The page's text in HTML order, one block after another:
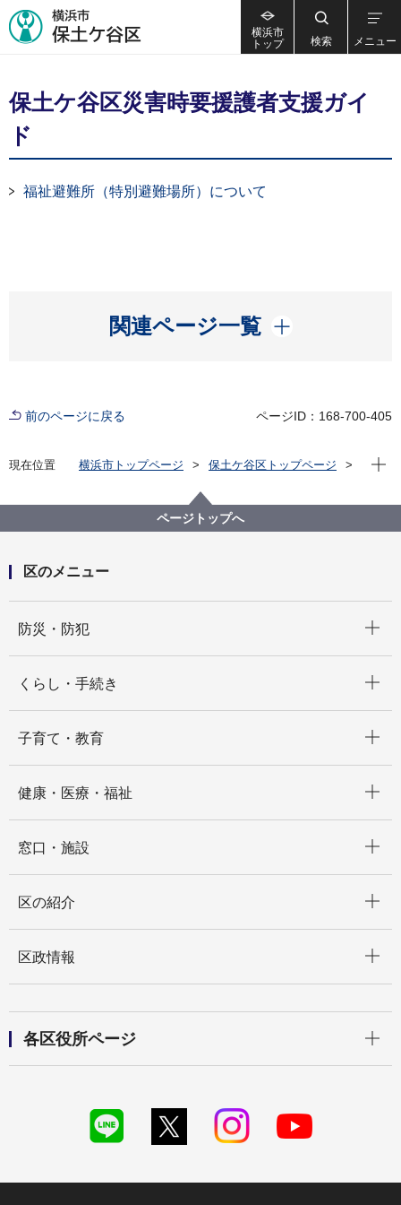
横浜市
トップ
検索 メニュー
保土ケ谷区災害時要援護者支援ガイ
ド
福祉避難所（特別避難場所）について
関連ページ一覧
開く
前のページに戻る ページID：168-700-405
現在位置 横浜市トップページ
保土ケ谷区トップページ
保土ケ谷区災害時要援護者支援ガイド
現在
ページトップへ
区のメニュー
防災・防犯
くらし・手続き
子育て・教育
健康・医療・福祉
窓口・施設
区の紹介
区政情報
各区役所ページ